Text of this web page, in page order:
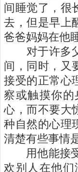
间睡觉了，很
去，但是早上
爸爸妈妈在他
对于许多父
间，同时，又
接受的正常心
察或触摸你
心，而不要大
种自然的心理
清楚有些事情
用他能接受
欢别人在他